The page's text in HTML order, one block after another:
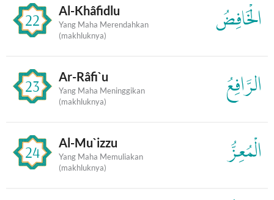
22 Al-Khâfidlu
Yang Maha Merendahkan
(makhluknya)
الْخَافِضُ
23 Ar-Râfi`u
Yang Maha Meninggikan
(makhluknya)
الرَّافِعُ
24 Al-Mu`izzu
Yang Maha Memuliakan
(makhluknya)
الْمُعِزُّ